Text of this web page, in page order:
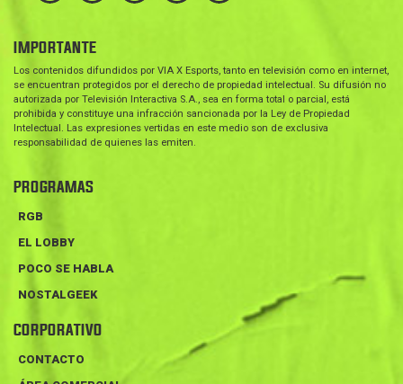
IMPORTANTE
Los contenidos difundidos por VIA X Esports, tanto en televisión como en internet,
se encuentran protegidos por el derecho de propiedad intelectual. Su difusión no
autorizada por Televisión Interactiva S.A., sea en forma total o parcial, está
prohibida y constituye una infracción sancionada por la Ley de Propiedad
Intelectual. Las expresiones vertidas en este medio son de exclusiva
responsabilidad de quienes las emiten.
PROGRAMAS
RGB
EL LOBBY
POCO SE HABLA
NOSTALGEEK
CORPORATIVO
CONTACTO